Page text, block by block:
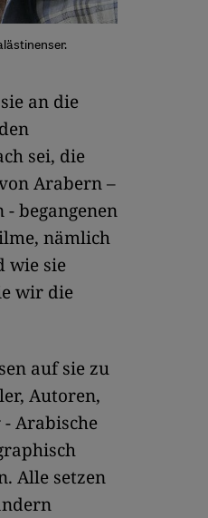
an die
sei, die
Arabern –
begangenen
nämlich
wie sie
wir die
auf sie zu
Autoren,
- Arabische
Alle setzen